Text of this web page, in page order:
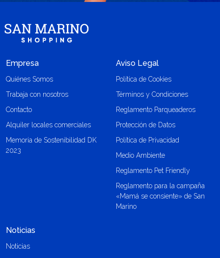
Empresa
Quiénes Somos
Trabaja con nosotros
Contacto
Alquiler locales comerciales
Memoria de Sostenibilidad DK
2023
Aviso Legal
Política de Cookies
Términos y Condiciones
Reglamento Parqueaderos
Protección de Datos
Política de Privacidad
Medio Ambiente
Reglamento Pet Friendly
Reglamento para la campaña
«Mamá se consiente» de San
Marino
Noticias
Noticias